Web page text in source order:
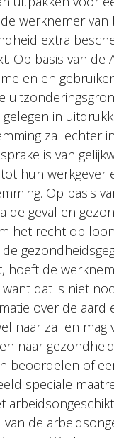
werknemer
extra
Op basis van de
en
in
zal echter
is van
hun werkgever
Op basis
gevallen
het recht op
de
dat is niet
over de aard
naar zal en mag
naar
beoordelen of
speciale
de